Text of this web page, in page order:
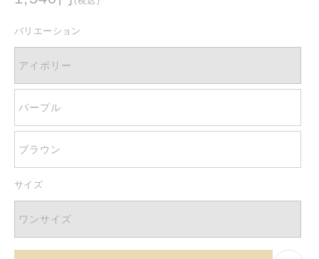
価
格
バリエーション
アイボリー
パープル
ブラウン
サイズ
ワンサイズ